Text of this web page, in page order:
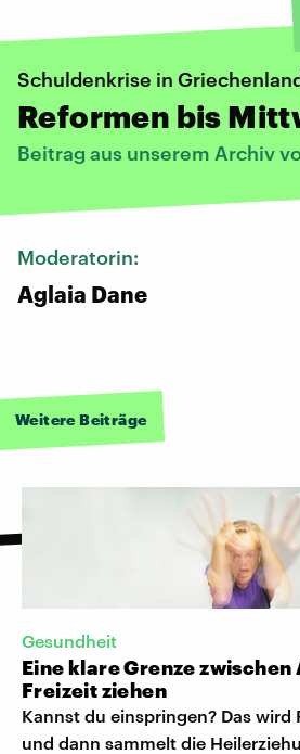
Schuldenkrise in
Reformen bis
Beitrag aus unserem Archiv
Moderatorin:
Aglaia Dane
Weitere Beiträge
Gesundheit
Eine klare Grenze
Freizeit ziehen
Kannst du einspringen? Das wird
und dann sammelt die